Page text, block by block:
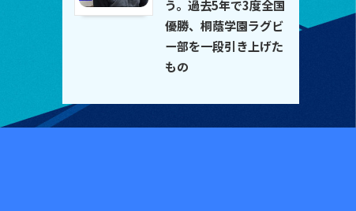
う。過去5年で3度全国
優勝、桐蔭学園ラグビ
ー部を一段引き上げた
もの